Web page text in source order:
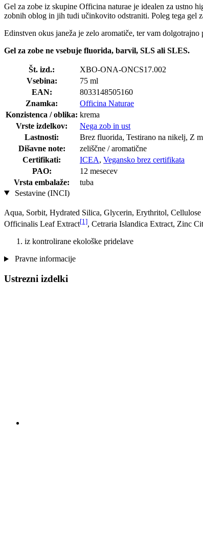
Gel za zobe iz skupine Officina naturae je idealen za ustno
zobnih oblog in jih tudi učinkovito odstraniti. Poleg tega gel
Edinstven okus janeža je zelo aromatiče, ter vam
Gel za zobe ne vsebuje fluorida, barvil, SLS ali SLES.
Št. izd.:
XBO-ONA-ONCS17.002
Vsebina:
75 ml
EAN:
8033148505160
Znamka:
Officina Naturae
Konzistenca / oblika: krema
Vrste izdelkov:
Nega zob in ust
Lastnosti:
Brez fluorida, Testirano na nikelj, Z
Dišavne note:
zeliščne / aromatične
Certifikati:
ICEA, Vegansko brez certifikata
PAO:
12 mesecev
Vrsta embalaže:
tuba
Sestavine (INCI)
Aqua, Sorbit, Hydrated Silica, Glycerin, Erythritol,
Officinalis Leaf Extract[1], Cetraria Islandica Extract, Zinc
iz kontrolirane ekološke pridelave
Pravne informacije
Ustrezni izdelki